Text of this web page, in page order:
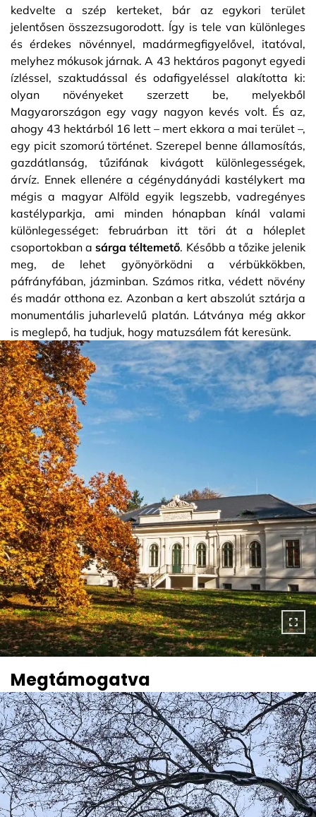
kedvelte a szép kerteket, bár az egykori terület
jelentősen összezsugorodott. Így is tele van különleges
és érdekes növénnyel, madármegfigyelővel, itatóval,
melyhez mókusok járnak. A 43 hektáros pagonyt egyedi
ízléssel, szaktudással és odafigyeléssel alakította ki:
olyan növényeket szerzett be, melyekből
Magyarországon egy vagy nagyon kevés volt. És az,
ahogy 43 hektárból 16 lett – mert ekkora a mai terület –,
egy picit szomorú történet. Szerepel benne államosítás,
gazdátlanság, tűzifának kivágott különlegességek,
árvíz. Ennek ellenére a cégénydányádi kastélykert ma
mégis a magyar Alföld egyik legszebb, vadregényes
kastélyparkja, ami minden hónapban kínál valami
különlegességet: februárban itt töri át a hóleplet
csoportokban asárga téltemető. Később a tőzike jelenik
meg, de lehet gyönyörködni a vérbükkökben,
páfrányfában, jázminban. Számos ritka, védett növény
és madár otthona ez. Azonban a kert abszolút sztárja a
monumentális juharlevelű platán. Látványa még akkor
is meglepő, ha tudjuk, hogy matuzsálem fát keresünk.
Megtámogatva